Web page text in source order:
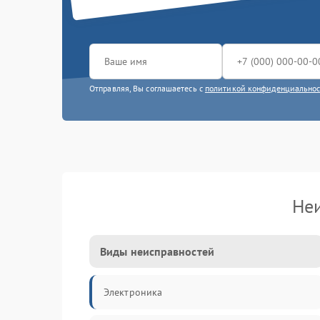
Отправляя, Вы соглашаетесь с политикой
Виды неисправностей
Электроника